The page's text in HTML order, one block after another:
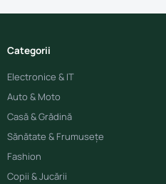
Categorii
Electronice & IT
Auto & Moto
Casă & Grădină
Sănătate & Frumusețe
Fashion
Copii & Jucării